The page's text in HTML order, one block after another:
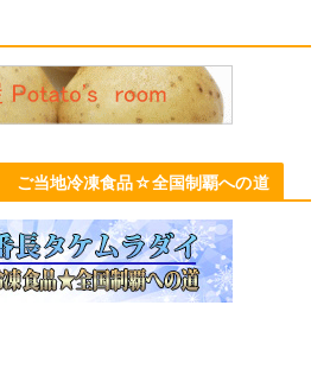
ご当地冷凍食品☆全国制覇への道